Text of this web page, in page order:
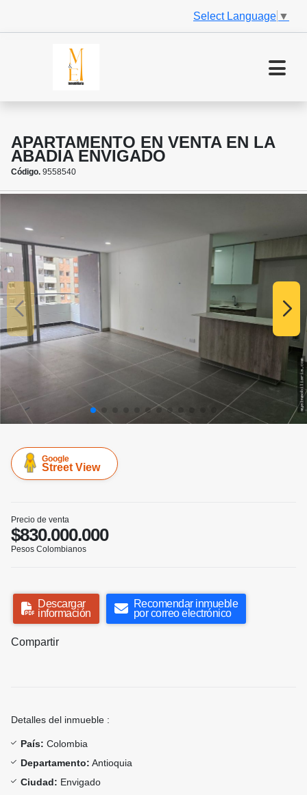
Select Language ▼
APARTAMENTO EN VENTA EN LA
ABADIA ENVIGADO
Código. 9558540
Google
Street View
Precio de venta
$830.000.000
Pesos Colombianos
Descargar
información
Recomendar inmueble
por correo electrónico
Compartir
Detalles del inmueble :
País: Colombia
Departamento: Antioquia
Ciudad: Envigado